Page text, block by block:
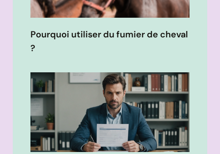
Pourquoi utiliser du fumier de cheval
?